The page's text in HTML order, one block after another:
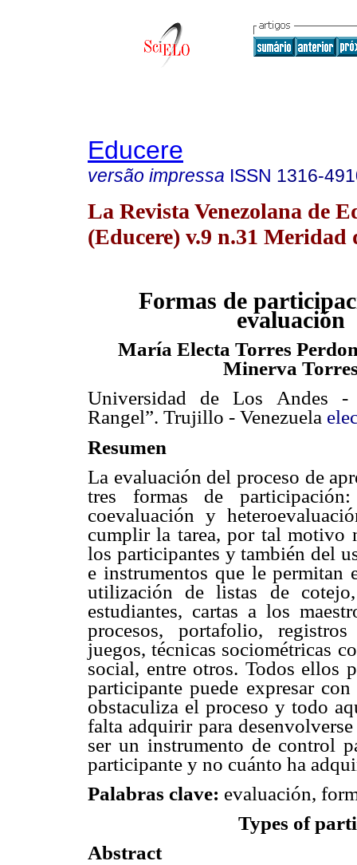
Educere
versão impressa ISSN 1316-
La Revista Venezolana de
(Educere) v.9 n.31 Meridad
Formas de
evaluación
María Electa Torres
Minerva
Universidad de Los Andes -
Rangel”. Trujillo - Venezuela
Resumen
La evaluación del proceso de
tres formas de participación:
coevaluación y
cumplir la tarea, por tal motivo
los participantes y también del
e instrumentos que le permitan
utilización de listas de
estudiantes, cartas a los
procesos, portafolio,
juegos, técnicas sociométricas
social, entre otros. Todos ellos
participante puede expresar
obstaculiza el proceso y todo
falta adquirir para
ser un instrumento de control
participante y no cuánto ha
Palabras clave: evaluación,
Types of
Abstract